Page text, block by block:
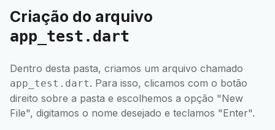
Criação do arquivo
app_test.dart
Dentro desta pasta, criamos um arquivo chamado
app_test.dart. Para isso, clicamos com o botão
direito sobre a pasta e escolhemos a opção "New
File", digitamos o nome desejado e teclamos "Enter".